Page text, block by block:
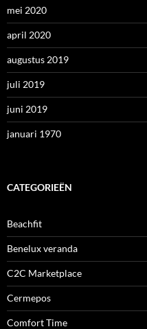
mei 2020
april 2020
augustus 2019
juli 2019
juni 2019
januari 1970
CATEGORIEËN
Beachfit
Benelux veranda
C2C Marketplace
Cermepos
Comfort Time